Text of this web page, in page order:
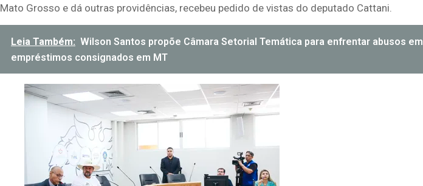
Mato Grosso e dá outras providências, recebeu pedido de vistas do deputado Cattani.
Leia Também: Wilson Santos propõe Câmara Setorial Temática para enfrentar abusos em
empréstimos consignados em MT